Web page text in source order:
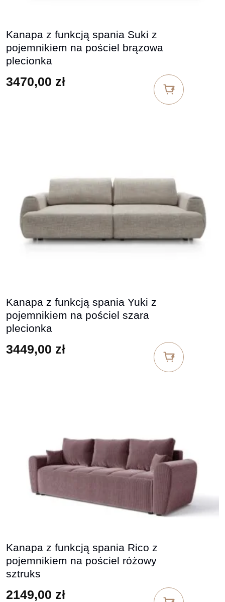
Kanapa z funkcją spania Suki z
pojemnikiem na pościel brązowa
plecionka
3470,00 zł
Kanapa z funkcją spania Yuki z
pojemnikiem na pościel szara
plecionka
3449,00 zł
Kanapa z funkcją spania Rico z
pojemnikiem na pościel różowy
sztruks
2149,00 zł